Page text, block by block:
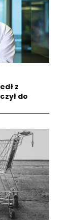
z
do